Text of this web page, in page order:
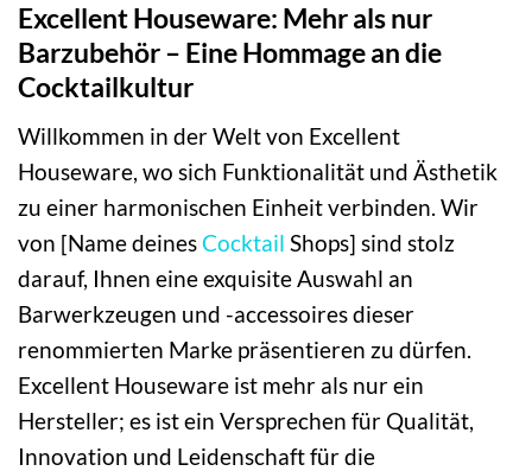
Excellent Houseware: Mehr als nur
Barzubehör – Eine Hommage an die
Cocktailkultur
Willkommen in der Welt von Excellent
Houseware, wo sich Funktionalität und Ästhetik
zu einer harmonischen Einheit verbinden. Wir
von [Name deinesCocktail Shops] sind stolz
darauf, Ihnen eine exquisite Auswahl an
Barwerkzeugen und -accessoires dieser
renommierten Marke präsentieren zu dürfen.
Excellent Houseware ist mehr als nur ein
Hersteller; es ist ein Versprechen für Qualität,
Innovation und Leidenschaft für die